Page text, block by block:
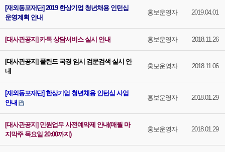
[재외동포재단] 2019 한상기업 청년채용 인턴십
운영계획 안내
홍보운영자 2019.04.01
[대사관공지] 카톡 상담서비스 실시 안내 홍보운영자 2018.11.26
[대사관공지] 폴란드 국경 임시 검문검색 실시 안
내
홍보운영자 2018.11.06
[재외동포재단] 한상기업 청년채용 인턴십 사업
안내
홍보운영자 2018.01.29
[대사관공지] 민원업무 사전예약제 안내(매월 마
지막주 목요일 20:00까지)
홍보운영자 2018.01.29